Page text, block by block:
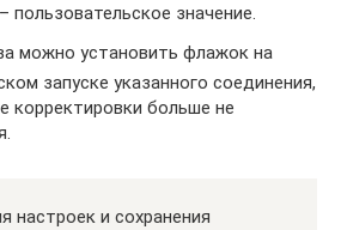
пользовательское значение.
можно установить флажок на
запуске указанного соединения,
корректировки больше не
настроек и сохранения